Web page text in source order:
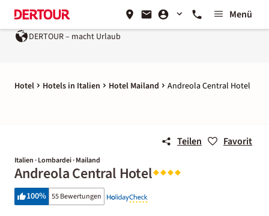
Menü
DERTOUR – macht Urlaub
Hotel Hotels in Italien Hotel Mailand Andreola Central Hotel
Teilen Favorit
Italien · Lombardei · Mailand
Andreola Central Hotel
100% 55 Bewertungen